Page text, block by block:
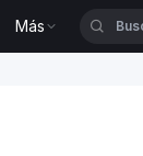
Más